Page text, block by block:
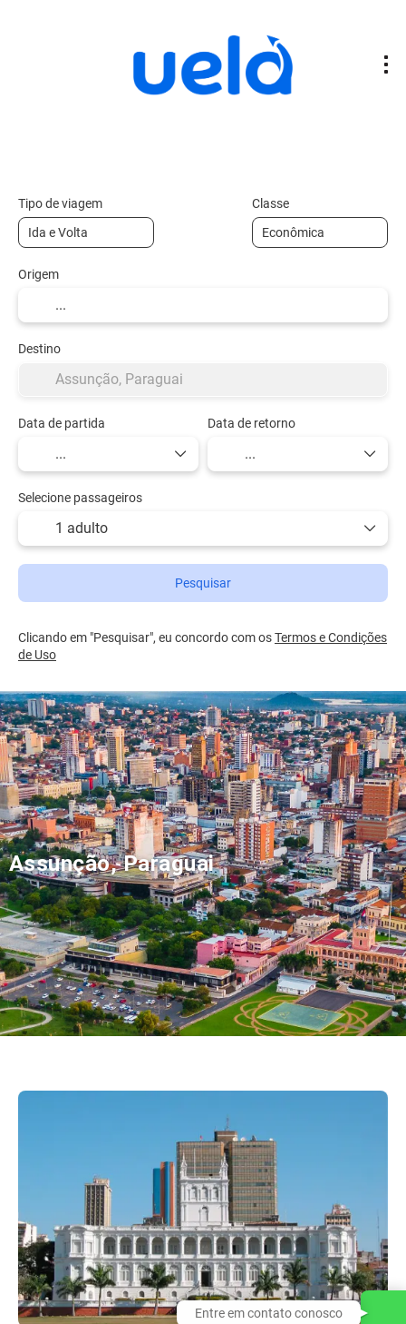
Assunção, Paraguai
Tipo de viagem Classe
Origem
Destino
Data de partida Data de retorno
Selecione passageiros
1 adulto
Pesquisar
Clicando em "Pesquisar", eu concordo com osTermos e Condições
de Uso
Entre em contato conosco